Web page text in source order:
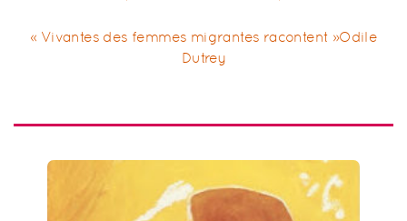
« Vivantes des femmes migrantes racontent »Odile
Dutrey